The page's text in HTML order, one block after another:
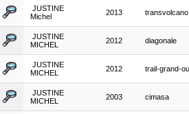
JUSTINE
Michel
2013 transvolcano
JUSTINE
MICHEL
2012 diagonale
JUSTINE
MICHEL
2012 trail-grand-
JUSTINE
MICHEL
2003 cimasa